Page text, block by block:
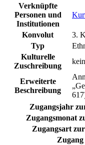
Verknüpfte
Personen und
Institutionen
Konvolut
3.
Typ
Kulturelle
Zuschreibung
Erweiterte
Beschreibung
Zugangsjahr
Zugangsmonat
Zugangsart
Zugang